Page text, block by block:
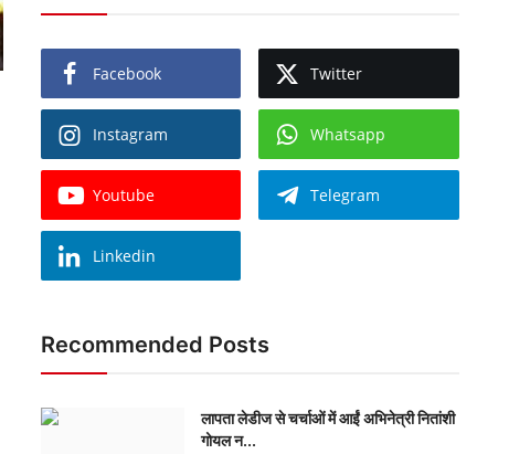
Facebook Twitter
Instagram Whatsapp
Youtube Telegram
Linkedin
Recommended Posts
लापता लेडीज से चर्चाओं में आईं अभिनेत्री नितांशी
गोयल न...